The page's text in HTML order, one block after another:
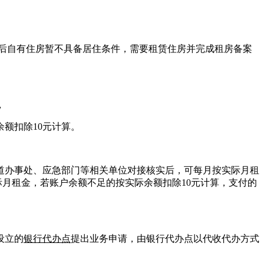
有住房暂不具备居住条件，需要租赁住房并完成租房备案
扣除10元计算。
事处、应急部门等相关单位对接核实后，可每月按实际月租
租金，若账户余额不足的按实际余额扣除10元计算，支付的
立的银行代办点提出业务申请，由银行代办点以代收代办方式